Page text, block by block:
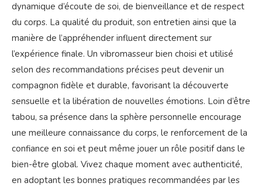
dynamique d’écoute de soi, de bienveillance et de respect
du corps. La qualité du produit, son entretien ainsi que la
manière de l’appréhender influent directement sur
l’expérience finale. Un vibromasseur bien choisi et utilisé
selon des recommandations précises peut devenir un
compagnon fidèle et durable, favorisant la découverte
sensuelle et la libération de nouvelles émotions. Loin d’être
tabou, sa présence dans la sphère personnelle encourage
une meilleure connaissance du corps, le renforcement de la
confiance en soi et peut même jouer un rôle positif dans le
bien-être global. Vivez chaque moment avec authenticité,
en adoptant les bonnes pratiques recommandées par les